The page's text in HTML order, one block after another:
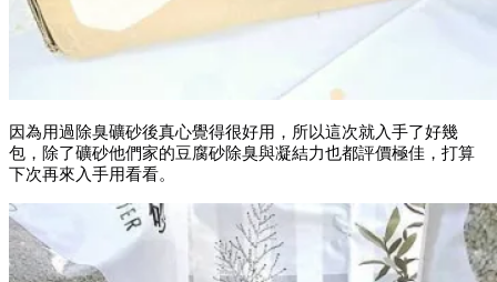
因為用過除臭礦砂後真心覺得很好用，所以這次就入手了好幾
包，除了礦砂他們家的豆腐砂除臭與凝結力也都評價極佳，打算
下次再來入手用看看。